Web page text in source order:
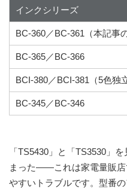
インクシリーズ
BC-360／BC-361（本記事
BC-365／BC-366
BCI-380／BCI-381（5色独
BC-345／BC-346
「TS5430」と「TS3530」
まった――これは家電量販店
やすいトラブルです。型番